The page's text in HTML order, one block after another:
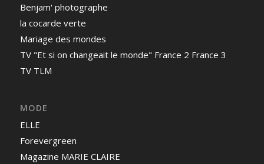
Benjam' photographe
la cocarde verte
Mariage des mondes
TV "Et si on changeait le monde" France 2 France 3
TV TLM
MODE
ELLE
Forevergreen
Magazine MARIE CLAIRE